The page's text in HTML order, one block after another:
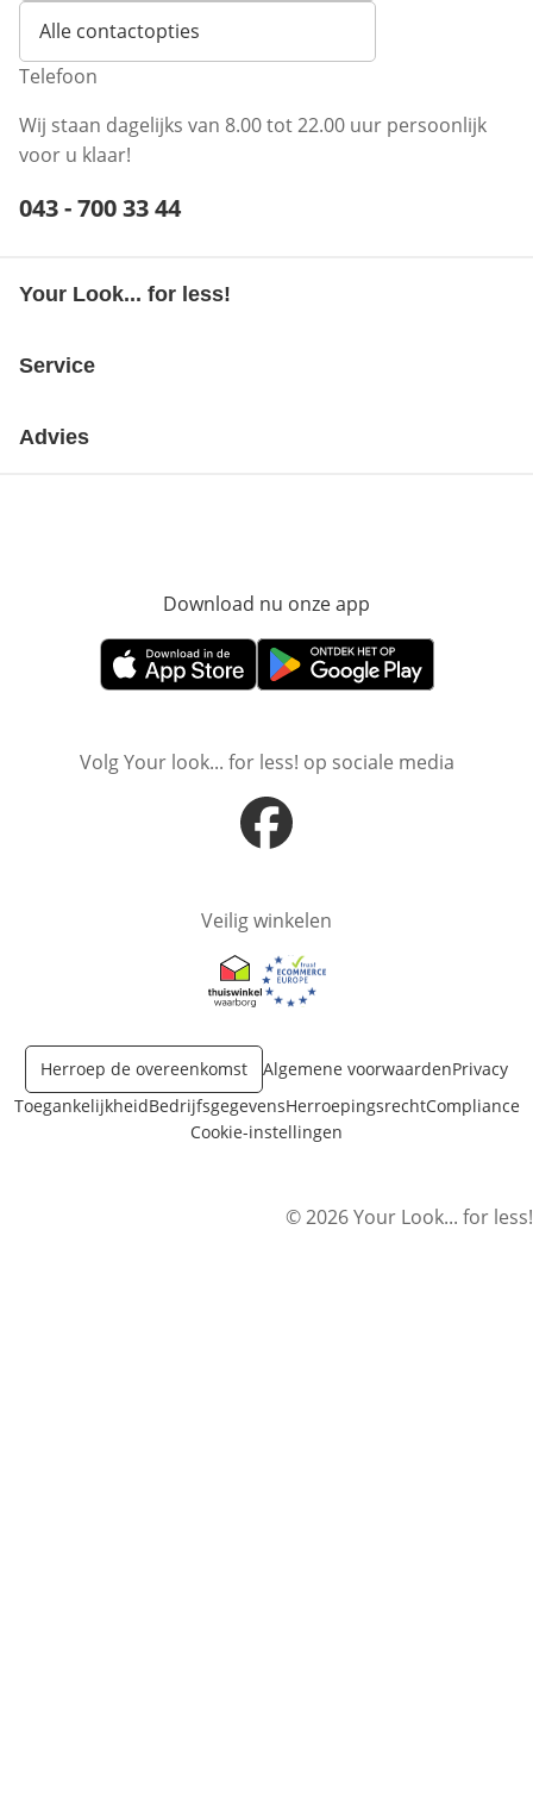
Alle contactopties
Telefoon
Wij staan dagelijks van 8.00 tot 22.00 uur persoonlijk
voor u klaar!
Telefoonnummer:
043 - 700 33 44
Your Look... for less!
Service
Advies
Download nu onze app
Opent in nieuw vensterOpent in nieuw venster
Volg Your look... for less! op sociale media
Opent in nieuw venster
Veilig winkelen
Opent in nieuw venster
Opent in nieuw venster
Herroep de overeenkomst Algemene voorwaardenPrivacy
ToegankelijkheidBedrijfsgegevensHerroepingsrechtCompliance
Cookie-instellingen
© 2026 Your Look... for less!